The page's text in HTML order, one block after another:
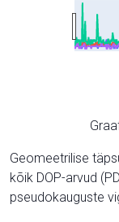
Geomeetrilise
kõik DOP-arvud
pseudokauguste